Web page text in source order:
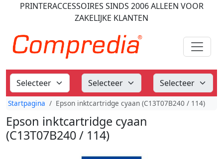
PRINTERACCESSOIRES SINDS 2006ALLEEN VOOR
ZAKELIJKE KLANTEN
Startpagina Epson inktcartridge cyaan (C13T07B240 / 114)
Epson inktcartridge cyaan
(C13T07B240 / 114)